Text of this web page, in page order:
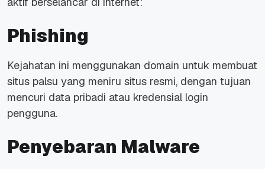
Phishing
Kejahatan ini menggunakan domain untuk membuat
situs palsu yang meniru situs resmi, dengan tujuan
mencuri data pribadi atau kredensial login
pengguna.
Penyebaran Malware